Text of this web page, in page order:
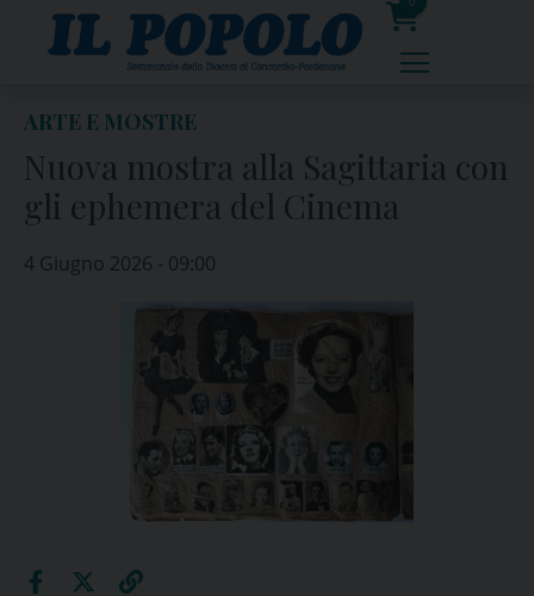
0
prodotti
ARTE E MOSTRE
Nuova mostra alla Sagittaria con
gli ephemera del Cinema
4 Giugno 2026 - 09:00